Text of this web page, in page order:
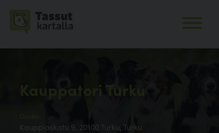
Kauppatori Turku
Kauppiaskatu 9, 20100 Turku, Turku